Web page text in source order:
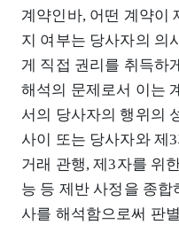
계약인바, 어떤 계약이
지 여부는 당사자의 의
게 직접 권리를 취득하
해석의 문제로서 이는
서의 당사자의 행위의
사이 또는 당사자와 제
거래 관행, 제3자를 위
능 등 제반 사정을 종합
사를 해석함으로써 판